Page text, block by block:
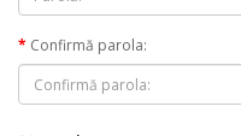
Confirmă parola: